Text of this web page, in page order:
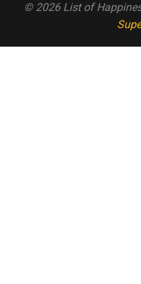
© 2026 List of